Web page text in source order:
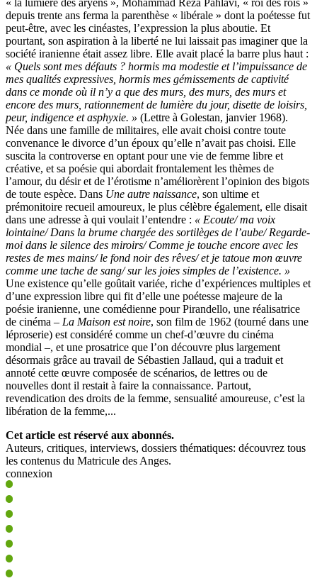
« la lumière des aryens », Mohammad Reza Pahlavi, « roi des rois »
depuis trente ans ferma la parenthèse « libérale » dont la poétesse fut
peut-être, avec les cinéastes, l’expression la plus aboutie. Et
pourtant, son aspiration à la liberté ne lui laissait pas imaginer que la
société iranienne était assez libre. Elle avait placé la barre plus haut :
« Quels sont mes défauts ? hormis ma modestie et l’impuissance de
mes qualités expressives, hormis mes gémissements de captivité
dans ce monde où il n’y a que des murs, des murs, des murs et
encore des murs, rationnement de lumière du jour, disette de loisirs,
peur, indigence et asphyxie. » (Lettre à Golestan, janvier 1968).
Née dans une famille de militaires, elle avait choisi contre toute
convenance le divorce d’un époux qu’elle n’avait pas choisi. Elle
suscita la controverse en optant pour une vie de femme libre et
créative, et sa poésie qui abordait frontalement les thèmes de
l’amour, du désir et de l’érotisme n’améliorèrent l’opinion des bigots
de toute espèce. Dans Une autre naissance, son ultime et
prémonitoire recueil amoureux, le plus célèbre également, elle disait
dans une adresse à qui voulait l’entendre : « Ecoute/ ma voix
lointaine/ Dans la brume chargée des sortilèges de l’aube/ Regarde-
moi dans le silence des miroirs/ Comme je touche encore avec les
restes de mes mains/ le fond noir des rêves/ et je tatoue mon œuvre
comme une tache de sang/ sur les joies simples de l’existence. »
Une existence qu’elle goûtait variée, riche d’expériences multiples et
d’une expression libre qui fit d’elle une poétesse majeure de la
poésie iranienne, une comédienne pour Pirandello, une réalisatrice
de cinéma – La Maison est noire, son film de 1962 (tourné dans une
léproserie) est considéré comme un chef-d’œuvre du cinéma
mondial –, et une prosatrice que l’on découvre plus largement
désormais grâce au travail de Sébastien Jallaud, qui a traduit et
annoté cette œuvre composée de scénarios, de lettres ou de
nouvelles dont il restait à faire la connaissance. Partout,
revendication des droits de la femme, sensualité amoureuse, c’est la
libération de la femme,...
Cet article est réservé aux abonnés.
Auteurs, critiques, interviews, dossiers thématiques: découvrez tous
les contenus du Matricule des Anges.
connexion